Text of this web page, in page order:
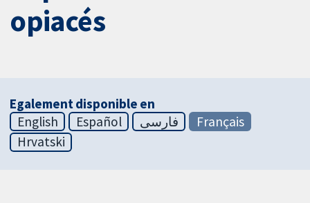
opiacés
Egalement disponible en
English
Español فارسی
Français
Hrvatski